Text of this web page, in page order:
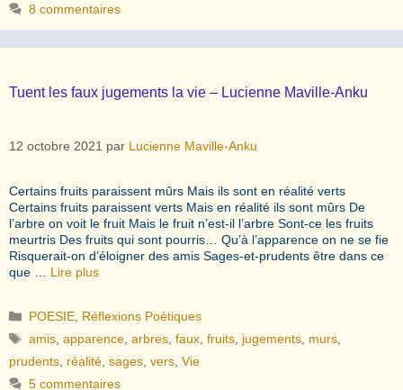
8 commentaires
Tuent les faux jugements la vie – Lucienne Maville-Anku
12 octobre 2021 par Lucienne Maville-Anku
Certains fruits paraissent mûrs Mais ils sont en réalité verts
Certains fruits paraissent verts Mais en réalité ils sont mûrs De
l’arbre on voit le fruit Mais le fruit n’est-il l’arbre Sont-ce les fruits
meurtris Des fruits qui sont pourris… Qu’à l’apparence on ne se fie
Risquerait-on d’éloigner des amis Sages-et-prudents être dans ce
que … Lire plus
Catégories
POESIE Réflexions Poétiques
Étiquettes
amis ,apparence ,arbres ,faux ,fruits jugements murs
prudents réalité sages vers Vie
5 commentaires